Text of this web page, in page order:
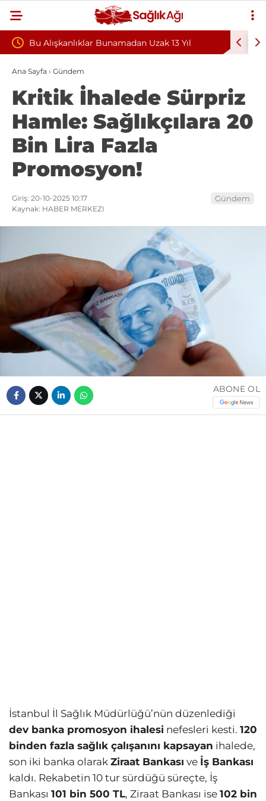
Uzak 13 Yıl Teşvik Ek Ödemede Düzenleme
Hastaneleri Genel Müdürü’ne İletti
Ana Sayfa › Gündem
Kritik İhalede Sürpriz
Hamle: Sağlıkçılara 20
Bin Lira Fazla
Promosyon!
Giriş: 20-10-2025 10:17
Kaynak: HABER MERKEZI
Gündem
ABONE OL
İstanbul İl Sağlık Müdürlüğü’nün düzenlediği
dev banka promosyon ihalesi nefesleri kesti. 120
binden fazla sağlık çalışanını kapsayan ihalede,
son iki banka olarak Ziraat Bankası ve İş Bankası
kaldı. Rekabetin 10 tur sürdüğü süreçte, İş
Bankası 101 bin 500 TL, Ziraat Bankası ise 102 bin